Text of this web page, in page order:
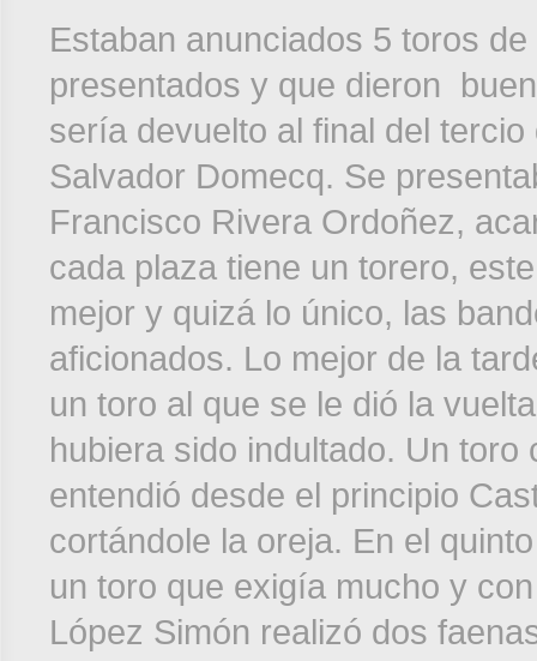
Estaban anunciados 5 toros
presentados y que dieron
sería devuelto al final del
Salvador Domecq. Se
Francisco Rivera Ordoñez,
cada plaza tiene un torero,
mejor y quizá lo único, las
aficionados. Lo mejor de la
un toro al que se le dió la
hubiera sido indultado. Un
entendió desde el principio
cortándole la oreja. En el
un toro que exigía mucho y
López Simón realizó dos